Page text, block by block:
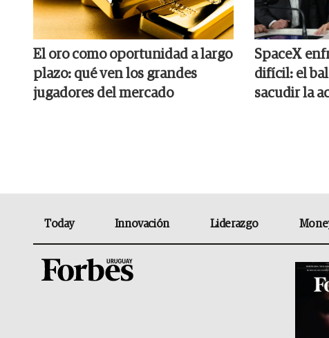
El oro como oportunidad a largo
plazo: qué ven los grandes
jugadores del mercado
SpaceX
difícil: el
sacudir la
Today Innovación Liderazgo